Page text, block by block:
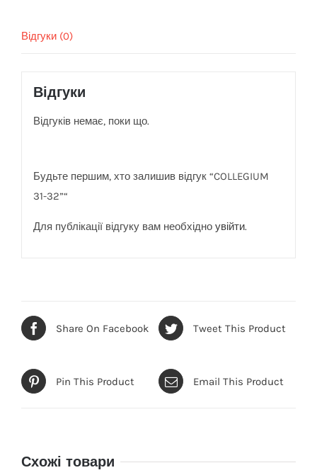
Відгуки (0)
Відгуки
Відгуків немає, поки що.
Будьте першим, хто залишив відгук “COLLEGIUM
31-32”“
Для публікації відгуку вам необхідно увійти.
Share On Facebook Tweet This Product
Pin This Product Email This Product
Схожі товари